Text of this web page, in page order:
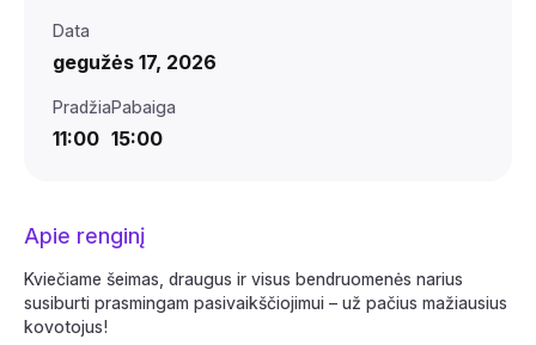
Data‌‍‍‍‍‌‍‍‌‌‌‍‌‌‌‍‌‌‌‍‍‌‍‌‍‍‌‌‌‍‌‌‌‍‌‌‌‌‍‍‍‌‍‌‌‌‌‍‌‌‌‍‌‌‌‍‍‌‌‍‌‍‌‌‍‍‍‌‍‍‌‌‌‍‍‌‌‍‌‍‌‌‍‍‌‍‍‍‌‌‌‍‍‍‌‍‌‌‌‌‍‌‍‌‌‌‌‌‌‍‍‌‌‌‌‍‌‌‍‍‌‌‍‍‍‌‌‍‍‌‌‍‌‍‌‌‌‍‌‍‍‍‌‌‌‍‍‌‌‍‌‌‌‌‍‍‌‌‌‌‍‌‌‍‍‍‌‍‌‌‌‌‍‍‌‌‍‌‍‌‌‌‍‌‌‌‍‌‌‌‍‍‍‍‍‌‍‌‌‌‌‌‍‌‍‌‌
gegužės 17, 2026
Pradžia‌‍‍‍‍‌‍‍‌‌‌‍‌‌‌‍‌‌‌‍‍‌‍‌‍‍‌‌‌‍‌‌‌‍‌‌‌‌‍‍‍‌‍‌‌‌‌‍‌‌‌‍‌‌‌‍‍‌‌‍‌‍‌‌‍‍‍‌‍‍‌‌‌‍‍‌‌‍‌‍‌‌‍‍‌‍‍‍‌‌‌‍‍‍‌‍‌‌‌‌‍‌‍‌‌‌‌‌‌‍‍‌‌‌‌‍‌‌‍‍‌‌‍‍‍‌‌‍‍‌‌‍‌‍‌‌‌‍‌‍‍‍‌‌‌‍‍‍‌‌‍‍‌‌‍‍‍‌‍‌‌‌‌‍‍‌‌‌‌‍‌‌‍‍‍‌‌‍‌‌‌‍‍‍‌‍‌‌‌‌‍‌‍‌‍‌‌‌‌‍‍‌‍‌‌‍‌‌‍‍‌‍‍‌‍‌‌‍‍‌‌‍‌‍‌‌‌‍‌‌‌‍‌‌‌‍‍‍‍‍‌‍‌‌‌‌‌‍‌‍‌‌
11:00
Pabaiga‌‍‍‍‍‌‍‍‌‌‌‍‌‌‌‍‌‌‌‍‍‌‍‌‍‍‌‌‌‍‌‌‌‍‌‌‌‌‍‍‍‌‍‌‌‌‌‍‌‌‌‍‌‌‌‍‍‌‌‍‌‍‌‌‍‍‍‌‍‍‌‌‌‍‍‌‌‍‌‍‌‌‍‍‌‍‍‍‌‌‌‍‍‍‌‍‌‌‌‌‍‌‍‌‌‌‌‌‌‍‍‌‌‌‌‍‌‌‍‍‌‌‍‍‍‌‌‍‍‌‌‍‌‍‌‌‌‍‌‍‍‍‌‌‌‍‍‌‌‍‌‍‌‌‍‍‌‍‍‍‌‌‌‍‍‌‌‍‌‌‌‌‍‌‍‌‍‌‌‌‌‍‍‌‍‌‌‍‌‌‍‍‌‍‍‌‍‌‌‍‍‌‌‍‌‍‌‌‌‍‌‌‌‍‌‌‌‍‍‍‍‍‌‍‌‌‌‌‌‍‌‍‌‌
15:00
Apie renginį‌‍‍‍‍‌‍‍‌‌‌‍‌‌‌‍‌‌‌‍‍‌‍‌‍‍‌‌‌‍‌‌‌‍‌‌‌‌‍‍‍‌‍‌‌‌‌‍‌‌‌‍‌‌‌‍‍‌‌‍‌‍‌‌‍‍‍‌‍‍‌‌‌‍‍‌‌‍‌‍‌‌‍‍‌‍‍‍‌‌‌‍‍‍‌‍‌‌‌‌‍‌‍‌‌‌‌‌‌‍‍‌‌‌‌‍‌‌‍‍‌‌‍‍‍‌‌‍‍‌‌‍‌‍‌‌‌‍‌‍‍‍‌‌‌‍‍‌‌‌‌‍‌‌‍‍‌‌‌‍‌‌‌‍‍‌‍‍‍‍‌‌‍‍‍‌‍‌‍‌‌‍‍‍‌‍‌‌‌‌‍‌‌‌‍‌‍‌‌‍‍‍‌‍‍‌‌‌‍‍‌‌‍‌‍‌‌‍‍‌‍‍‍‌‌‌‍‍‍‌‍‌‌‌‌‌‍‌‌‌‍‌‌‌‍‍‍‍‍‌‍‌‌‌‌‌‍‌‍‌‌
Kviečiame šeimas, draugus ir visus bendruomenės narius
susiburti prasmingam pasivaikščiojimui – už pačius mažiausius
kovotojus!